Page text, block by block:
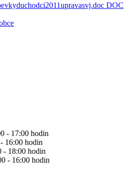
DOC
- 17:00 hodin
16:00 hodin
- 18:00 hodin
- 16:00 hodin